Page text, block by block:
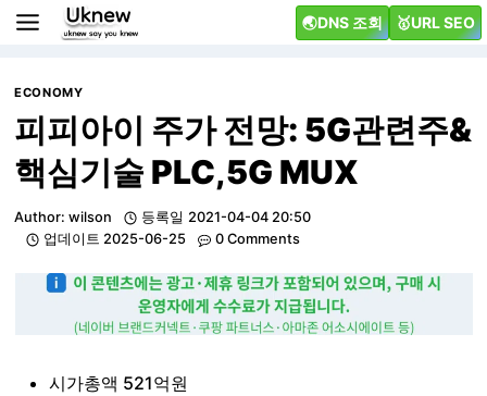
Skip
🌏DNS 조회 🥇URL SEO
ECONOMY
피피아이 주가 전망: 5G관련주&
핵심기술 PLC,5G MUX
Author: wilson 등록일 2021-04-04 20:50
업데이트 2025-06-25 0 Comments
시가총액 521억원